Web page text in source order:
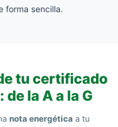
forma sencilla.
tu certificado
la A a la G
nota energética a tu